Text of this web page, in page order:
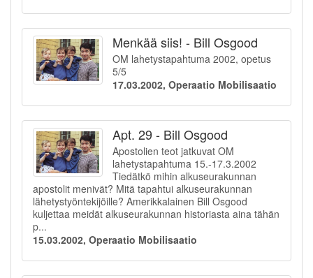
Menkää siis! - Bill Osgood
OM lahetystapahtuma 2002, opetus
5/5
17.03.2002, Operaatio Mobilisaatio
Apt. 29 - Bill Osgood
Apostolien teot jatkuvat OM
lahetystapahtuma 15.-17.3.2002
Tiedätkö mihin alkuseurakunnan
apostolit menivät? Mitä tapahtui alkuseurakunnan
lähetystyöntekijöille? Amerikkalainen Bill Osgood
kuljettaa meidät alkuseurakunnan historiasta aina tähän
p...
15.03.2002, Operaatio Mobilisaatio